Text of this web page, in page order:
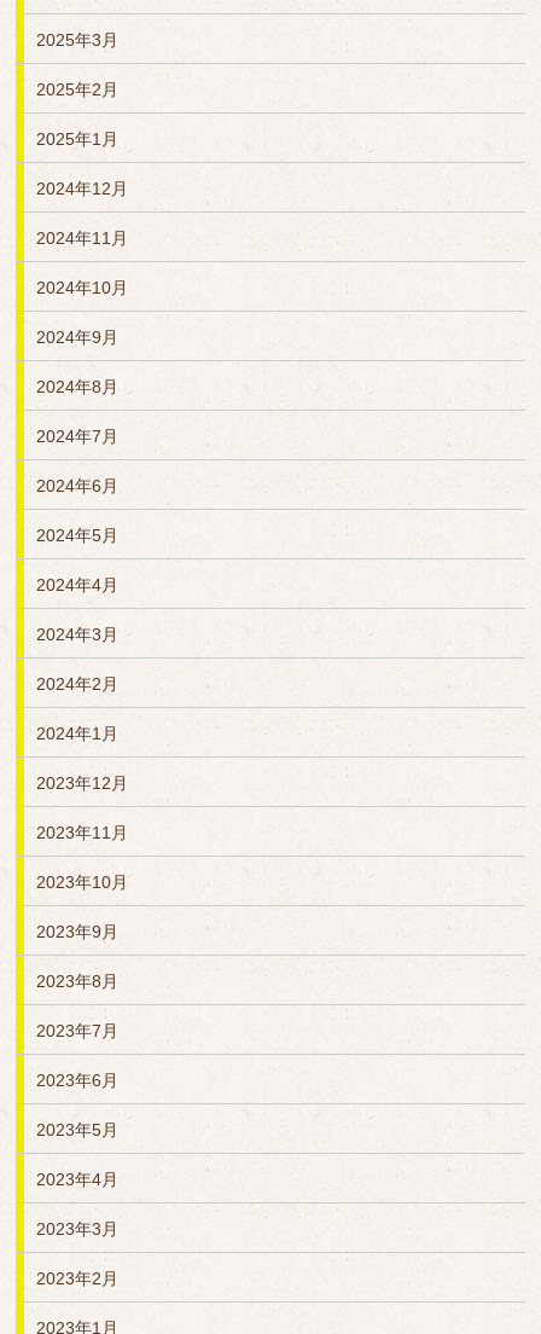
2025年3月
2025年2月
2025年1月
2024年12月
2024年11月
2024年10月
2024年9月
2024年8月
2024年7月
2024年6月
2024年5月
2024年4月
2024年3月
2024年2月
2024年1月
2023年12月
2023年11月
2023年10月
2023年9月
2023年8月
2023年7月
2023年6月
2023年5月
2023年4月
2023年3月
2023年2月
2023年1月